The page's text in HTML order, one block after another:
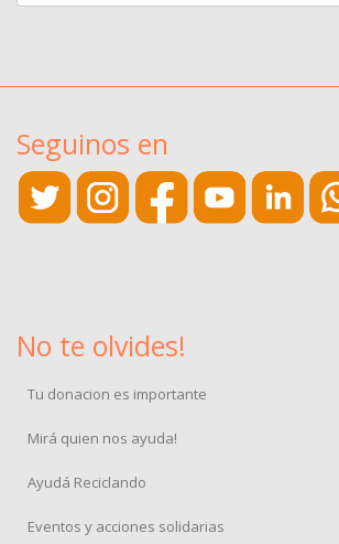
Seguinos en
No te olvides!
Tu donacion es importante
Mirá quien nos ayuda!
Ayudá Reciclando
Eventos y acciones solidarias